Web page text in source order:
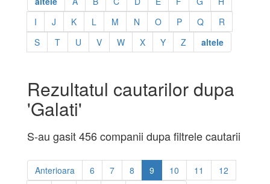
I
J K L M N O P Q
R
S
T U V W X Y Z altele
Rezultatul cautarilor dupa
'Galati'
S-au gasit 456 companii dupa filtrele cautarii
Anterioara 6 7 8 9 10 11
12